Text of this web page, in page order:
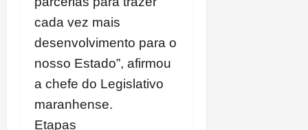
cada vez mais
desenvolvimento para o
nosso Estado”, afirmou
a chefe do Legislativo
maranhense.
Etapas